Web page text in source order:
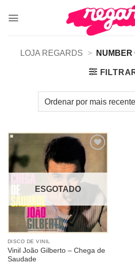
LOJA REGARDS >
Adicionar
a lista de
desejos
ESGOTADO
DISCO DE VINIL
Vinil João Gilberto – Chega de
Saudade